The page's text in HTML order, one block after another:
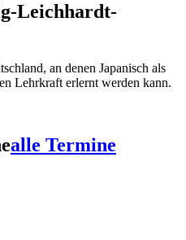
Leichhardt-
an denen Japanisch als
Lehrkraft erlernt werden kann.
alle Termine